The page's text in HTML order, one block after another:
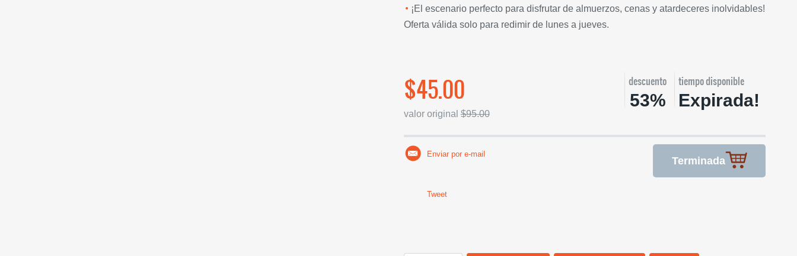
¡El escenario perfecto para disfrutar de almuerzos, cenas y atardeceres inolvidables!
Oferta válida solo para redimir de lunes a jueves.
$45.00
valor original$95.00
descuento
53%
tiempo disponible
Expirada!
Terminada
Enviar por e-mail
Tweet